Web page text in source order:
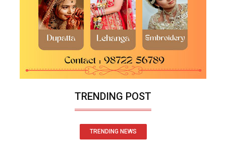
TRENDING POST
TRENDING NEWS